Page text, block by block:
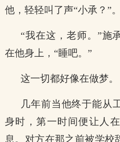
他，轻轻叫了声“小承？”。
“我在这，老师。”施
在他身上，“睡吧。”
这一切都好像在做梦。
几年前当他终于能从
身时，第一时间便让人
息。对方在那之前被学校